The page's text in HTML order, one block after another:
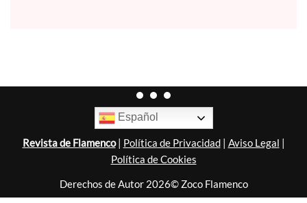
Español
Revista de Flamenco| Política de Privacidad| Aviso Legal |
Política de Cookies
Derechos de Autor 2026© Zoco Flamenco